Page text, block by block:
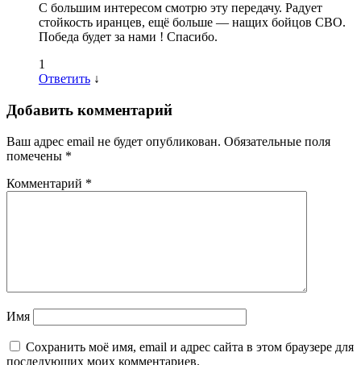
С большим интересом смотрю эту передачу. Радует
стойкость иранцев, ещё больше — нащих бойцов СВО.
Победа будет за нами ! Спасибо.
1
Ответить ↓
Добавить комментарий
Ваш адрес email не будет опубликован. Обязательные поля
помечены *
Комментарий *
Имя
Сохранить моё имя, email и адрес сайта в этом браузере для
последующих моих комментариев.